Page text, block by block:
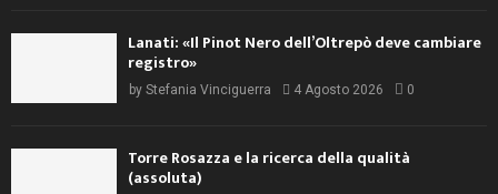
Lanati: «Il Pinot Nero dell’Oltrepò deve cambiare
registro»
by Stefania Vinciguerra 4 Agosto 2026 0
Torre Rosazza e la ricerca della qualità
(assoluta)